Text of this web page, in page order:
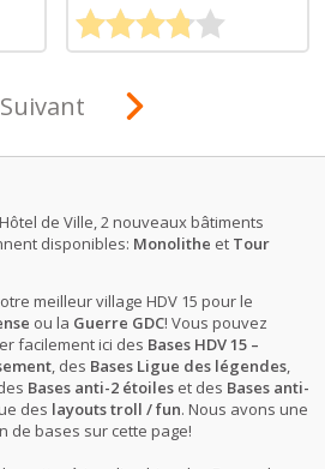
Suivant
de Ville, 2 nouveaux bâtiments
disponibles: Monolithe et Tour
meilleur village HDV 15 pour le
ou la Guerre GDC! Vous pouvez
facilement ici des Bases HDV 15 –
, des Bases Ligue des légendes,
Bases anti-2 étoiles et des Bases anti-
des layouts troll / fun. Nous avons une
de bases sur cette page!